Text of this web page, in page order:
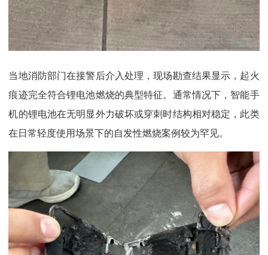
当地消防部门在接警后介入处理，现场勘查结果显示，起火
痕迹完全符合锂电池燃烧的典型特征。通常情况下，智能手
机的锂电池在无明显外力破坏或穿刺时结构相对稳定，此类
在日常轻度使用场景下的自发性燃烧案例较为罕见。